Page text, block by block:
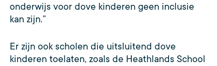
onderwijs voor dove kinderen geen inclusie
kan zijn.”
Er zijn ook scholen die uitsluitend dove
kinderen toelaten, zoals de Heathlands School